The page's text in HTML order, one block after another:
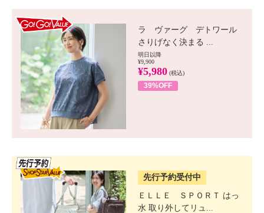
ラ ヴァーグ デトワール
さりげなく決まる ...
明日以降
¥9,900
¥5,980 (税込)
39%OFF
先行予約受付中
ＥＬＬＥ ＳＰＯＲＴ はっ
水 取り外してリュ...